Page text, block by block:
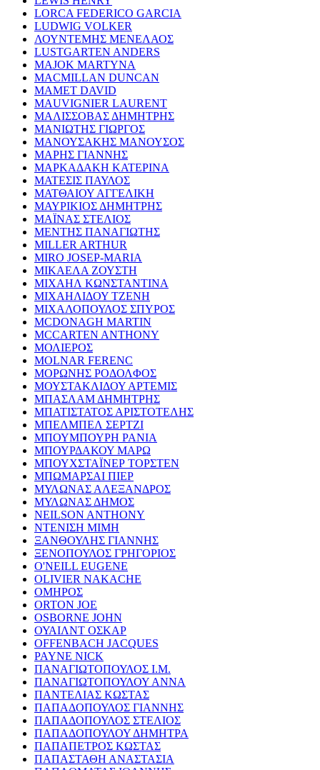
LORCA FEDERICO GARCIA
LUDWIG VOLKER
ΛΟΥΝΤΕΜΗΣ ΜΕΝΕΛΑΟΣ
LUSTGARTEN ANDERS
MAJOK MARTYNA
MACMILLAN DUNCAN
MAMET DAVID
MAUVIGNIER LAURENT
ΜΑΛΙΣΣΟΒΑΣ ΔΗΜΗΤΡΗΣ
ΜΑΝΙΩΤΗΣ ΓΙΩΡΓΟΣ
ΜΑΝΟΥΣΑΚΗΣ ΜΑΝΟΥΣΟΣ
ΜΑΡΗΣ ΓΙΑΝΝΗΣ
ΜΑΡΚΑΔΑΚΗ ΚΑΤΕΡΙΝΑ
ΜΑΤΕΣΙΣ ΠΑΥΛΟΣ
ΜΑΤΘΑΙΟΥ ΑΓΓΕΛΙΚΗ
ΜΑΥΡΙΚΙΟΣ ΔΗΜΗΤΡΗΣ
ΜΑΪΝΑΣ ΣΤΕΛΙΟΣ
ΜΕΝΤΗΣ ΠΑΝΑΓΙΩΤΗΣ
MILLER ARTHUR
MIRO JOSEP-MARIA
ΜΙΚΑΕΛΑ ΖΟΥΣΤΗ
ΜΙΧΑΗΛ ΚΩΝΣΤΑΝΤΙΝΑ
ΜΙΧΑΗΛΙΔΟΥ ΤΖΕΝΗ
ΜΙΧΑΛΟΠΟΥΛΟΣ ΣΠΥΡΟΣ
MCDONAGH MARTIN
MCCARTEN ANTHONY
ΜΟΛΙΕΡΟΣ
MOLNAR FERENC
ΜΟΡΩΝΗΣ ΡΟΔΟΛΦΟΣ
ΜΟΥΣΤΑΚΛΙΔΟΥ ΑΡΤΕΜΙΣ
ΜΠΑΣΛΑΜ ΔΗΜΗΤΡΗΣ
ΜΠΑΤΙΣΤΑΤΟΣ ΑΡΙΣΤΟΤΕΛΗΣ
ΜΠΕΛΜΠΕΛ ΣΕΡΤΖΙ
ΜΠΟΥΜΠΟΥΡΗ ΡΑΝΙΑ
ΜΠΟΥΡΔΑΚΟΥ ΜΑΡΩ
ΜΠΟΥΧΣΤΑΪΝΕΡ ΤΟΡΣΤΕΝ
ΜΠΩΜΑΡΣΑΙ ΠΙΕΡ
ΜΥΛΩΝΑΣ ΑΛΕΞΑΝΔΡΟΣ
ΜΥΛΩΝΑΣ ΔΗΜΟΣ
NEILSON ANTHONY
ΝΤΕΝΙΣΗ ΜΙΜΗ
ΞΑΝΘΟΥΛΗΣ ΓΙΑΝΝΗΣ
ΞΕΝΟΠΟΥΛΟΣ ΓΡΗΓΟΡΙΟΣ
O'NEILL EUGENE
OLIVIER NAKACHE
ΟΜΗΡΟΣ
ORTON JOE
OSBORNE JOHN
ΟΥΑΙΛΝΤ ΟΣΚΑΡ
OFFENBACH JACQUES
PAYNE NICK
ΠΑΝΑΓΙΩΤΟΠΟΥΛΟΣ Ι.Μ.
ΠΑΝΑΓΙΩΤΟΠΟΥΛΟΥ ΑΝΝΑ
ΠΑΝΤΕΛΙΑΣ ΚΩΣΤΑΣ
ΠΑΠΑΔΟΠΟΥΛΟΣ ΓΙΑΝΝΗΣ
ΠΑΠΑΔΟΠΟΥΛΟΣ ΣΤΕΛΙΟΣ
ΠΑΠΑΔΟΠΟΥΛΟΥ ΔΗΜΗΤΡΑ
ΠΑΠΑΠΕΤΡΟΣ ΚΩΣΤΑΣ
ΠΑΠΑΣΤΑΘΗ ΑΝΑΣΤΑΣΙΑ